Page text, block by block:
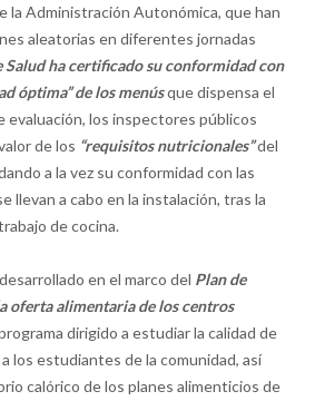
la Administración Autonómica, que han
aleatorias en diferentes jornadas
Salud ha certificado su conformidad con
óptima” de los menúsque dispensa el
evaluación, los inspectores públicos
de los “requisitos nutricionales”del
a la vez su conformidad con las
llevan a cabo en la instalación, tras la
de cocina.
en el marco del Plan de
oferta alimentaria de los centros
dirigido a estudiar la calidad de
los estudiantes de la comunidad, así
calórico de los planes alimenticios de